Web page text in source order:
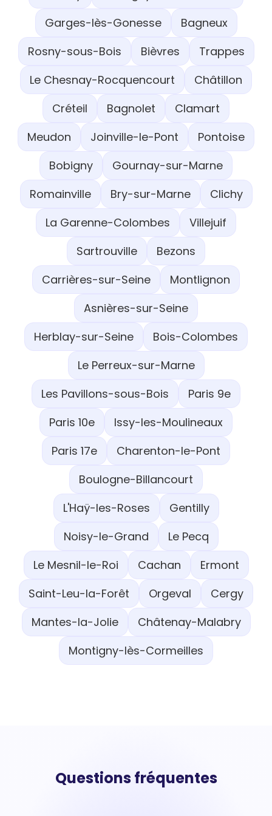
Garges-lès-Gonesse
Bagneux
Rosny-sous-Bois
Bièvres
Trappes
Le Chesnay-Rocquencourt
Châtillon
Créteil
Bagnolet
Clamart
Meudon
Joinville-le-Pont
Pontoise
Bobigny
Gournay-sur-Marne
Romainville
Bry-sur-Marne
Clichy
La Garenne-Colombes
Villejuif
Sartrouville
Bezons
Carrières-sur-Seine
Montlignon
Asnières-sur-Seine
Herblay-sur-Seine
Bois-Colombes
Le Perreux-sur-Marne
Les Pavillons-sous-Bois
Paris 9e
Paris 10e
Issy-les-Moulineaux
Paris 17e
Charenton-le-Pont
Boulogne-Billancourt
L'Haÿ-les-Roses
Gentilly
Noisy-le-Grand
Le Pecq
Le Mesnil-le-Roi
Cachan
Ermont
Saint-Leu-la-Forêt
Orgeval
Cergy
Mantes-la-Jolie
Châtenay-Malabry
Montigny-lès-Cormeilles
Questions fréquentes